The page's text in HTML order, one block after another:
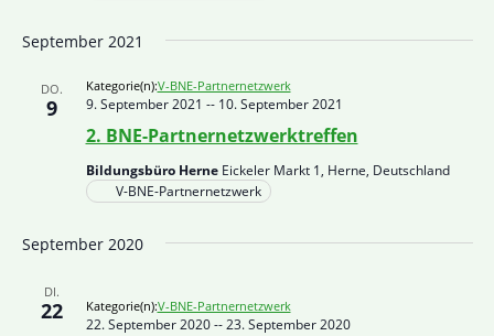
September 2021
DO.
9
2. BNE-Partnernetzwerktreffen
9. September 2021 -- 10. September 2021
Kategorie(n):V-BNE-Partnernetzwerk
Bildungsbüro Herne Eickeler Markt 1, Herne, Deutschland
V-BNE-Partnernetzwerk
September 2020
DI.
22
22. September 2020--23. September 2020
Kategorie(n):V-BNE-Partnernetzwerk